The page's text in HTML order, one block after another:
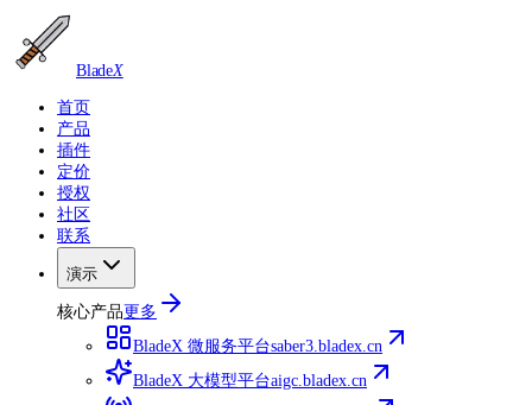
BladeX
首页
产品
插件
定价
授权
社区
联系
演示
核心产品更多
BladeX 微服务平台saber3.bladex.cn
BladeX 大模型平台aigc.bladex.cn